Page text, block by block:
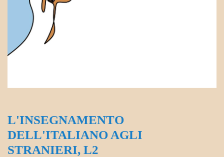
L'INSEGNAMENTO
DELL'ITALIANO AGLI
STRANIERI, L2